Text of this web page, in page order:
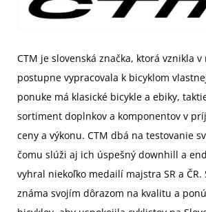
CTM je slovenská značka, ktorá vznikla v
postupne vypracovala k bicyklom
ponuke má klasické bicykle a ebiky,
sortiment doplnkov a komponentov v
ceny a výkonu. CTM dbá na testovanie
čomu slúži aj ich úspešný downhill a
vyhral niekoľko medailí majstra SR a ČR.
známa svojím dôrazom na kvalitu a